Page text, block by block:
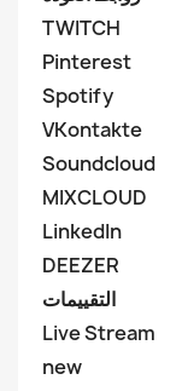
TWITCH
Pinterest
Spotify
VKontakte
Soundcloud
MIXCLOUD
LinkedIn
DEEZER
التقييمات
Live Stream
new